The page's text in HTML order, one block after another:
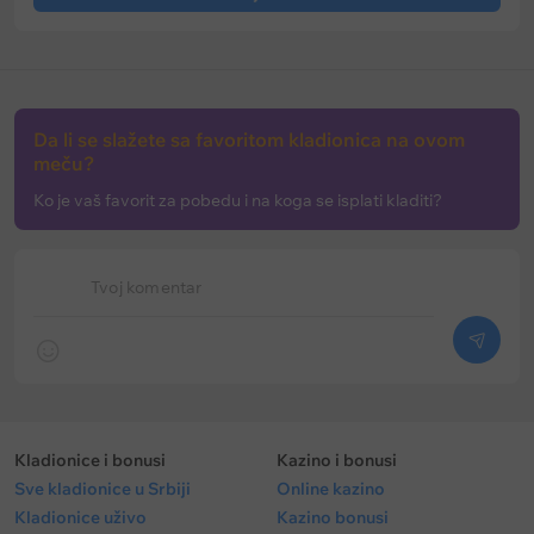
Tvoj komentar
Da li se slažete sa favoritom kladionica na ovom
meču?
Ko je vaš favorit za pobedu i na koga se isplati kladiti?
Kladionice i bonusi
Sve kladionice u Srbiji
Kladionice uživo
Kazino i bonusi
Online kazino
Kazino bonusi